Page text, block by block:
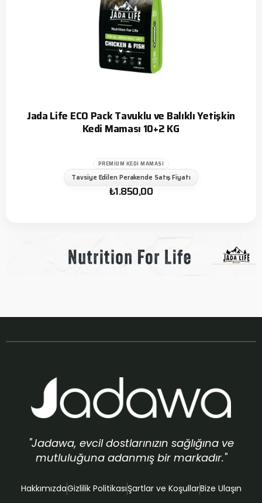
Jada Life ECO Pack Tavuklu ve Balıklı Yetişkin
Kedi Maması 10+2 KG
PREMIUM KEDI MAMASI
Tavsiye Edilen Perakende Satış Fiyatı
₺1.850,00
"Jadawa, evcil dostlarınızın sağlığına ve
mutluluğuna adanmış bir markadır."
HakkımızdaGizlilik PolitikasıŞartlar ve KoşullarBize Ulaşın